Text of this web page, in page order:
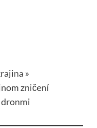
»
zničení
dronmi